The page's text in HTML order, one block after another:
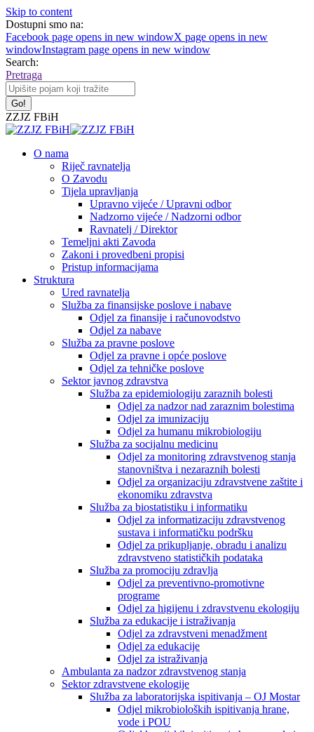
Skip to content
Dostupni smo na:
Facebook page opens in new windowX page opens in new
windowInstagram page opens in new window
Search:
Pretraga
ZZJZ FBiH
O nama
Riječ ravnatelja
O Zavodu
Tijela upravljanja
Upravno vijeće / Upravni odbor
Nadzorno vijeće / Nadzorni odbor
Ravnatelj / Direktor
Temeljni akti Zavoda
Zakoni i provedbeni propisi
Pristup informacijama
Struktura
Ured ravnatelja
Služba za finansijske poslove i nabave
Odjel za finansije i računovodstvo
Odjel za nabave
Služba za pravne poslove
Odjel za pravne i opće poslove
Odjel za tehničke poslove
Sektor javnog zdravstva
Služba za epidemiologiju zaraznih bolesti
Odjel za nadzor nad zaraznim bolestima
Odjel za imunizaciju
Odjel za humanu mikrobiologiju
Služba za socijalnu medicinu
Odjel za monitoring zdravstvenog stanja
stanovništva i nezaraznih bolesti
Odjel za organizaciju zdravstvene zaštite i
ekonomiku zdravstva
Služba za biostatistiku i informatiku
Odjel za informatizaciju zdravstvenog
sustava i informatičku podršku
Odjel za prikupljanje, obradu i analizu
zdravstveno statističkih podataka
Služba za promociju zdravlja
Odjel za preventivno-promotivne
programe
Odjel za higijenu i zdravstvenu ekologiju
Služba za edukacije i istraživanja
Odjel za zdravstveni menadžment
Odjel za edukacije
Odjel za istraživanja
Ambulanta za nadzor zdravstvenog stanja
Sektor zdravstvene ekologije
Služba za laboratorijska ispitivanja – OJ Mostar
Odjel mikrobioloških ispitivanja hrane,
vode i POU